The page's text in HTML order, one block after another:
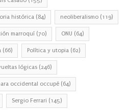
histórica (84) neoliberalismo (119)
marroquí (70) ONU (64)
(66) Política y utopia (62)
lógicas (246)
occidental occupé (64)
Sergio Ferrari (145)